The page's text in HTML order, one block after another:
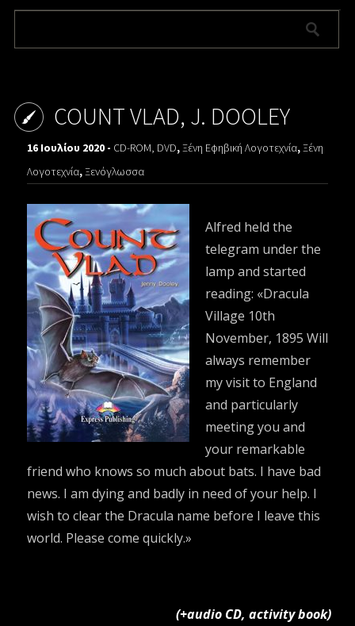
COUNT VLAD, J. DOOLEY
16 Ιουλίου 2020 - CD-ROM, DVD,Ξένη Εφηβική Λογοτεχνία,Ξένη
Λογοτεχνία,Ξενόγλωσσα
Alfred held the
telegram under the
lamp and started
reading: «Dracula
Village 10th
November, 1895 Will
always remember
my visit to England
and particularly
meeting you and
your remarkable
friend who knows so much about bats. I have bad
news. I am dying and badly in need of your help. I
wish to clear the Dracula name before I leave this
world. Please come quickly.»
(+audio CD, activity book)